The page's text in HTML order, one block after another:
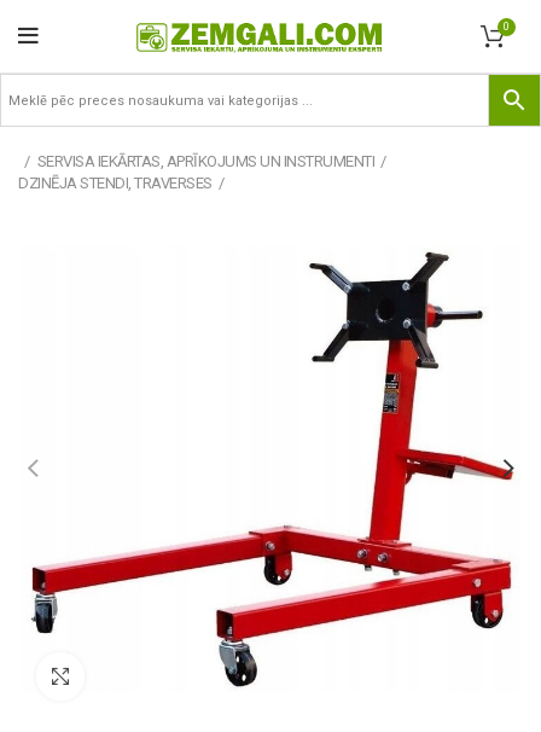
0
SERVISA IEKĀRTAS, APRĪKOJUMS UN INSTRUMENTI
DZINĒJA STENDI, TRAVERSES